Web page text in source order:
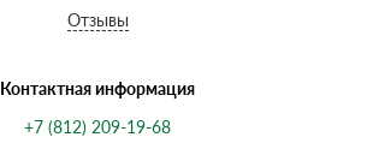
Отзывы
Контактная информация
+7 (812) 209-19-68